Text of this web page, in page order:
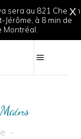
X
sera au 821 Chemin
Jérôme, à 8 min de
Montréal.
-